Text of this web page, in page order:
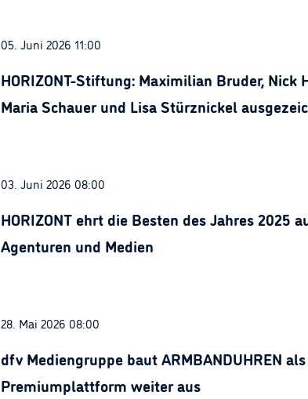
05. Juni 2026 11:00
HORIZONT-Stiftung: Maximilian Bruder, Nick
Maria Schauer und Lisa Stürznickel
03. Juni 2026 08:00
HORIZONT ehrt die Besten des Jahres 2025
Agenturen und Medien
28. Mai 2026 08:00
dfv Mediengruppe baut ARMBANDUHREN als
Premiumplattform weiter aus